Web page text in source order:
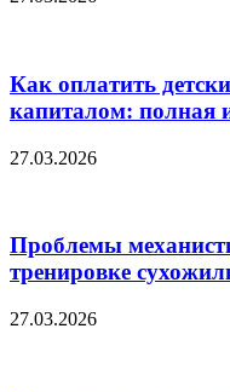
Как оплатить
капиталом: полная
27.03.2026
Проблемы
тренировке
27.03.2026